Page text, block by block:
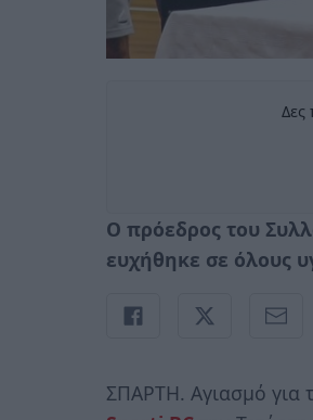
Δες
Ο πρόεδρος του
ευχήθηκε σε όλους
ΣΠΑΡΤΗ. Αγιασμό για